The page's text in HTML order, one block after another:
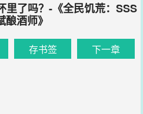
里了吗？-《全民饥荒：SSS
酿酒师》
存书签 下一章